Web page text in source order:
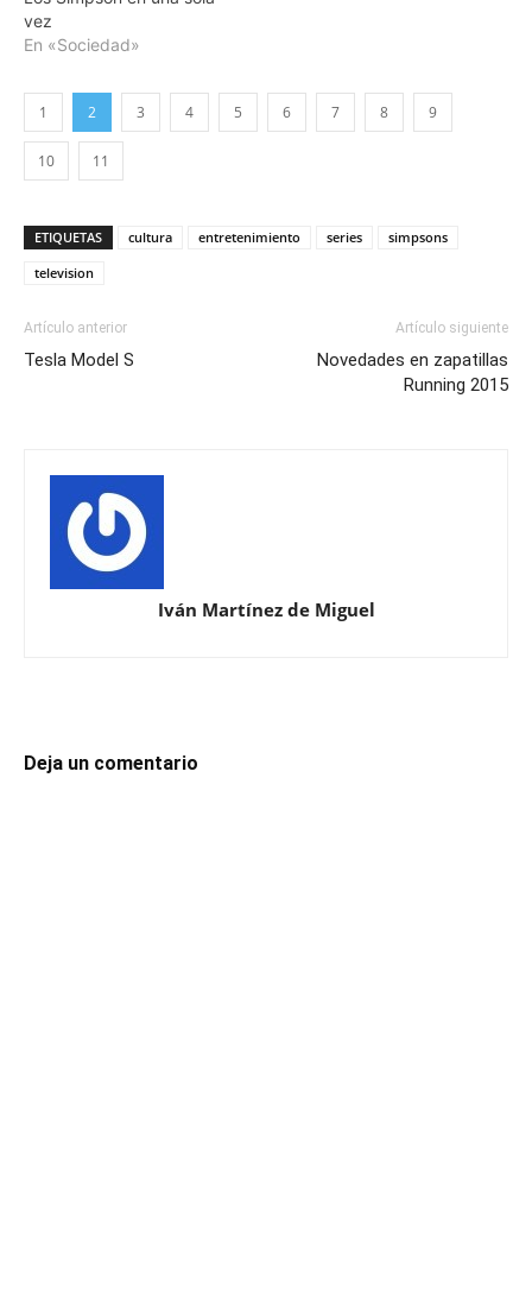
vez
En «Sociedad»
1 2 3 4 5 6 7 8 9
10 11
ETIQUETAS cultura entretenimiento series
simpsons
television
Artículo anterior
Tesla Model S
Artículo siguiente
Novedades en zapatillas
Running 2015
Iván Martínez de Miguel
Deja un comentario